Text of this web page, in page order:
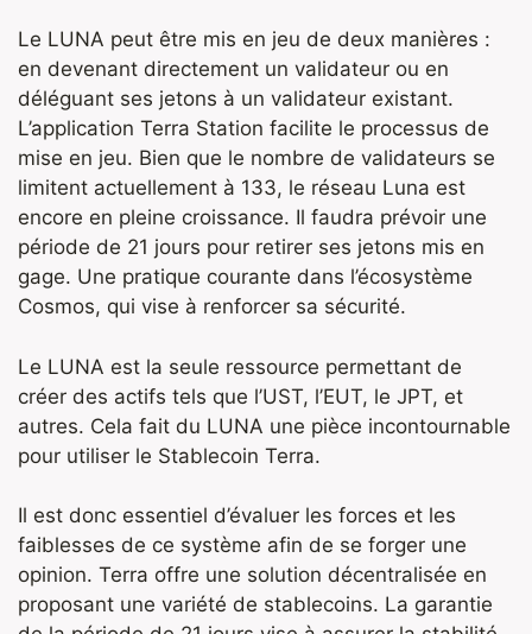
Le LUNA peut être mis en jeu de deux manières :
en devenant directement un validateur ou en
déléguant ses jetons à un validateur existant.
L’application Terra Station facilite le processus de
mise en jeu. Bien que le nombre de validateurs se
limitent actuellement à 133, le réseau Luna est
encore en pleine croissance. Il faudra prévoir une
période de 21 jours pour retirer ses jetons mis en
gage. Une pratique courante dans l’écosystème
Cosmos, qui vise à renforcer sa sécurité.
Le LUNA est la seule ressource permettant de
créer des actifs tels que l’UST, l’EUT, le JPT, et
autres. Cela fait du LUNA une pièce incontournable
pour utiliser le Stablecoin Terra.
Il est donc essentiel d’évaluer les forces et les
faiblesses de ce système afin de se forger une
opinion. Terra offre une solution décentralisée en
proposant une variété de stablecoins. La garantie